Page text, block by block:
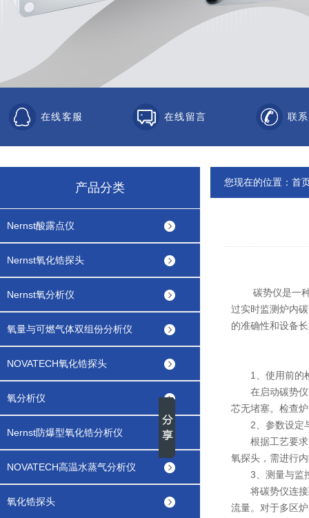
在线客服 在线留言 联
产品分类
Nernst酸露点仪
Nernst氧化锆探头
Nernst氧分析仪
氧量与可燃气体双组份分析仪
NOVATECH氧化锆探头
氧分析仪
Nernst防爆型氧化锆分析仪
NOVATECH高温水蒸气分析仪
氧化锆探头
您现在的位置： 首
碳势仪是一种
过实时监测炉内
的准确性和设备
1、使用前的
在启动碳势仪
芯无堵塞。检查
2、参数设定
根据工艺要求
氧探头，需进行
3、测量与监
将碳势仪连接
流量。对于多区